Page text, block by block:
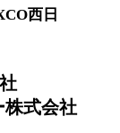
西日
式会社